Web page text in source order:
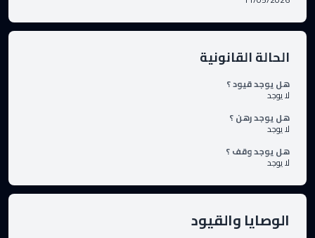
الحالة القانونية
هل يوجد قيود ؟
لا يوجد
هل يوجد رهن ؟
لا يوجد
هل يوجد وقف ؟
لا يوجد
الوصايا والقيود